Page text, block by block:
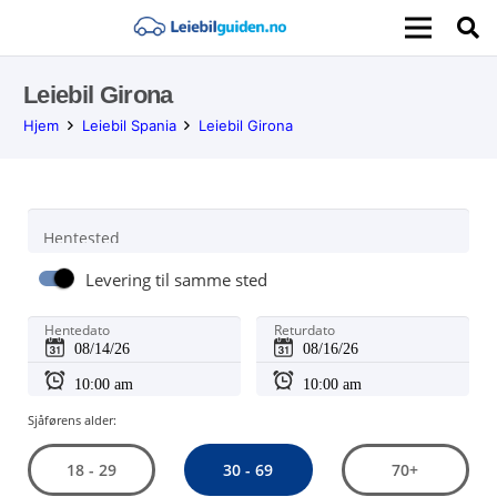
Leiebil Girona
Hjem Leiebil Spania Leiebil Girona
Hentested
Levering til samme sted
Hentedato Returdato
Sjåførens alder:
18 - 29 30 - 69 70+